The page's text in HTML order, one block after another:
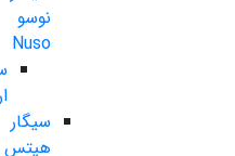
نوسو
Nuso
سیگار
هیتس